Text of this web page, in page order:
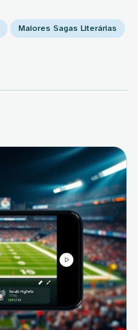
Maiores Sagas Literárias